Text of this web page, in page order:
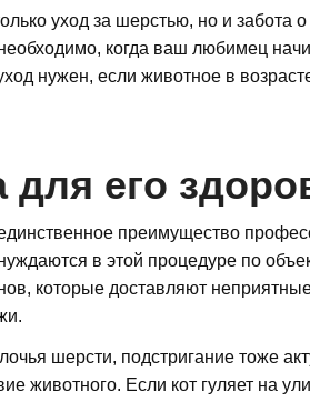
уход за шерстью, но и забота
когда ваш любимец
нужен, если животное в
для его
преимущество
в этой процедуре по
которые доставляют
шерсти, подстригание тоже
животного. Если кот гуляет на